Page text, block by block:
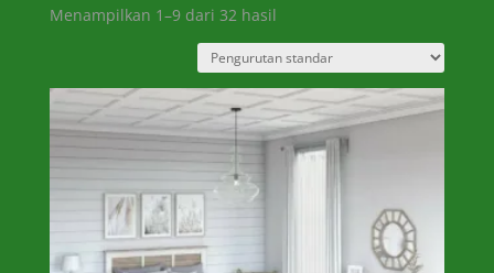
Menampilkan 1–9 dari 32 hasil